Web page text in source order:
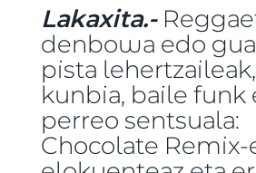
Lakaxita.-
denbowa edo
pista lehertzaileak,
kunbia, baile funk
perreo sentsuala:
Chocolate